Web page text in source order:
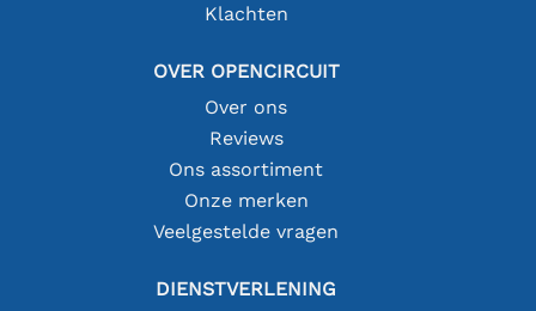
Klachten
OVER OPENCIRCUIT
Over ons
Reviews
Ons assortiment
Onze merken
Veelgestelde vragen
DIENSTVERLENING